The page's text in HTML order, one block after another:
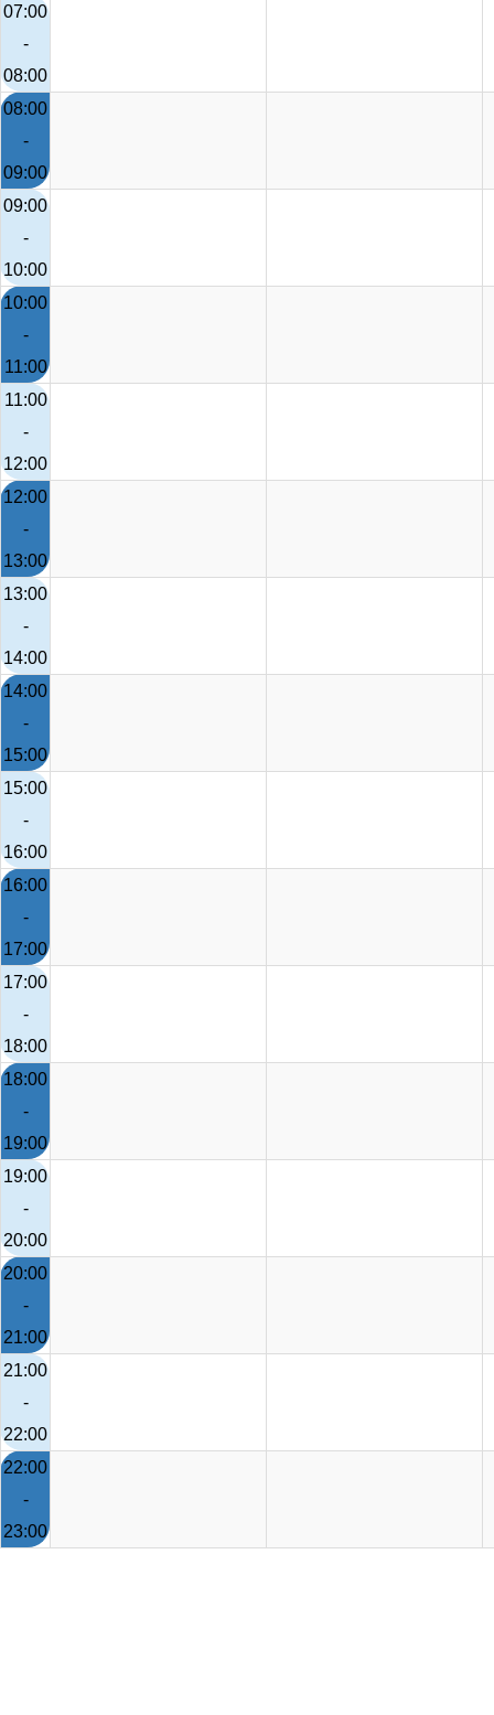
07:00
-
08:00
08:00
-
09:00
09:00
-
10:00
10:00
-
11:00
11:00
-
12:00
12:00
-
13:00
13:00
-
14:00
14:00
-
15:00
15:00
-
16:00
16:00
-
17:00
17:00
-
18:00
18:00
-
19:00
19:00
-
20:00
20:00
-
21:00
21:00
-
22:00
22:00
-
23:00